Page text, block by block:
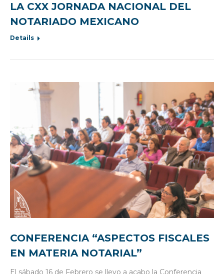
LA CXX JORNADA NACIONAL DEL
NOTARIADO MEXICANO
Details
CONFERENCIA “ASPECTOS FISCALES
EN MATERIA NOTARIAL”